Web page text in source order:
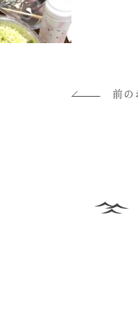
前の